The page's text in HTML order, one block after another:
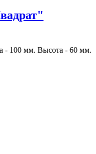
- 100 мм. Высота - 60 мм.